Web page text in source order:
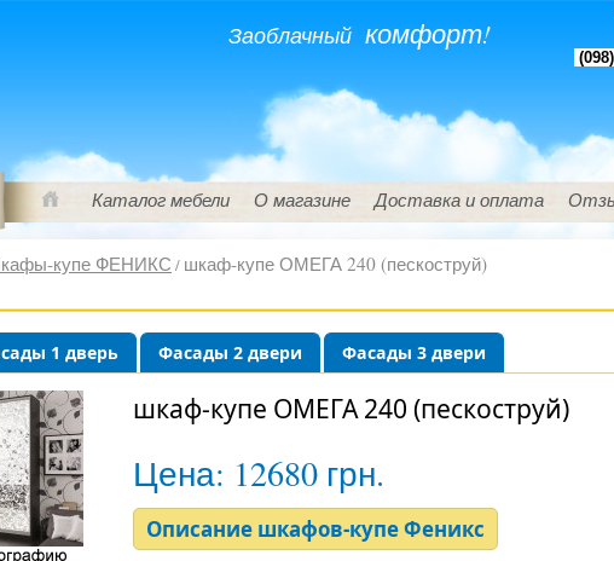
Заоблачный комфорт!
Каталог мебели О магазине Доставка и оплата
купе ФЕНИКС / шкаф-купе ОМЕГА 240 (пескоструй)
1 дверь Фасады 2 двери Фасады 3 двери
шкаф-купе ОМЕГА 240 (пескоструй)
Цена: 12680 грн.
Описание шкафов-купе Феникс